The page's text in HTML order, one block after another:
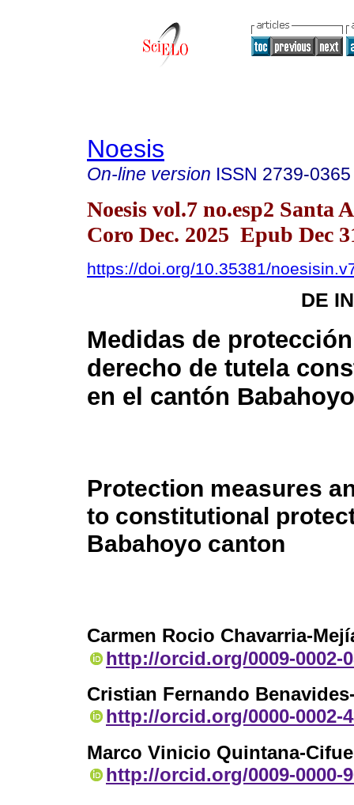
Noesis
On-line version ISSN 2739-0365
Noesis vol.7 no.esp2 Santa
Coro Dec. 2025 Epub Dec
https://doi.org/10.35381/
DE
Medidas de
derecho de tutela
en el cantón Babahoyo
Protection measures
to constitutional
Babahoyo canton
Carmen Rocio Chavarria-
http://orcid.org/0009-0002-
Cristian Fernando
http://orcid.org/0000-0002-
Marco Vinicio Quintana-
http://orcid.org/0009-0000-